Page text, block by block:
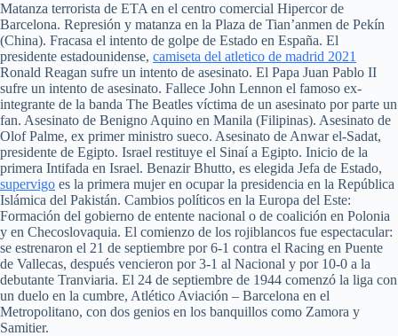
e
n
i
d
o
Matanza terrorista de ETA en el centro comercial Hipercor de
Barcelona. Represión y matanza en la Plaza de Tian’anmen de Pekín
(China). Fracasa el intento de golpe de Estado en España. El
presidente estadounidense, camiseta del atletico de madrid 2021
Ronald Reagan sufre un intento de asesinato. El Papa Juan Pablo II
sufre un intento de asesinato. Fallece John Lennon el famoso ex-
integrante de la banda The Beatles víctima de un asesinato por parte un
fan. Asesinato de Benigno Aquino en Manila (Filipinas). Asesinato de
Olof Palme, ex primer ministro sueco. Asesinato de Anwar el-Sadat,
presidente de Egipto. Israel restituye el Sinaí a Egipto. Inicio de la
primera Intifada en Israel. Benazir Bhutto, es elegida Jefa de Estado,
supervigo es la primera mujer en ocupar la presidencia en la República
Islámica del Pakistán. Cambios políticos en la Europa del Este:
Formación del gobierno de entente nacional o de coalición en Polonia
y en Checoslovaquia. El comienzo de los rojiblancos fue espectacular:
se estrenaron el 21 de septiembre por 6-1 contra el Racing en Puente
de Vallecas, después vencieron por 3-1 al Nacional y por 10-0 a la
debutante Tranviaria. El 24 de septiembre de 1944 comenzó la liga con
un duelo en la cumbre, Atlético Aviación – Barcelona en el
Metropolitano, con dos genios en los banquillos como Zamora y
Samitier.